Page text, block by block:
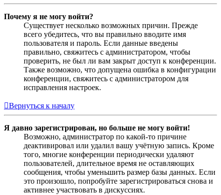
Почему я не могу войти?
Существует несколько возможных причин. Прежде
всего убедитесь, что вы правильно вводите имя
пользователя и пароль. Если данные введены
правильно, свяжитесь с администратором, чтобы
проверить, не был ли вам закрыт доступ к конференции.
Также возможно, что допущена ошибка в конфигурации
конференции, свяжитесь с администратором для
исправления настроек.
Вернуться к началу
Я давно зарегистрирован, но больше не могу войти!
Возможно, администратор по какой-то причине
деактивировал или удалил вашу учётную запись. Кроме
того, многие конференции периодически удаляют
пользователей, длительное время не оставляющих
сообщения, чтобы уменьшить размер базы данных. Если
это произошло, попробуйте зарегистрироваться снова и
активнее участвовать в дискуссиях.